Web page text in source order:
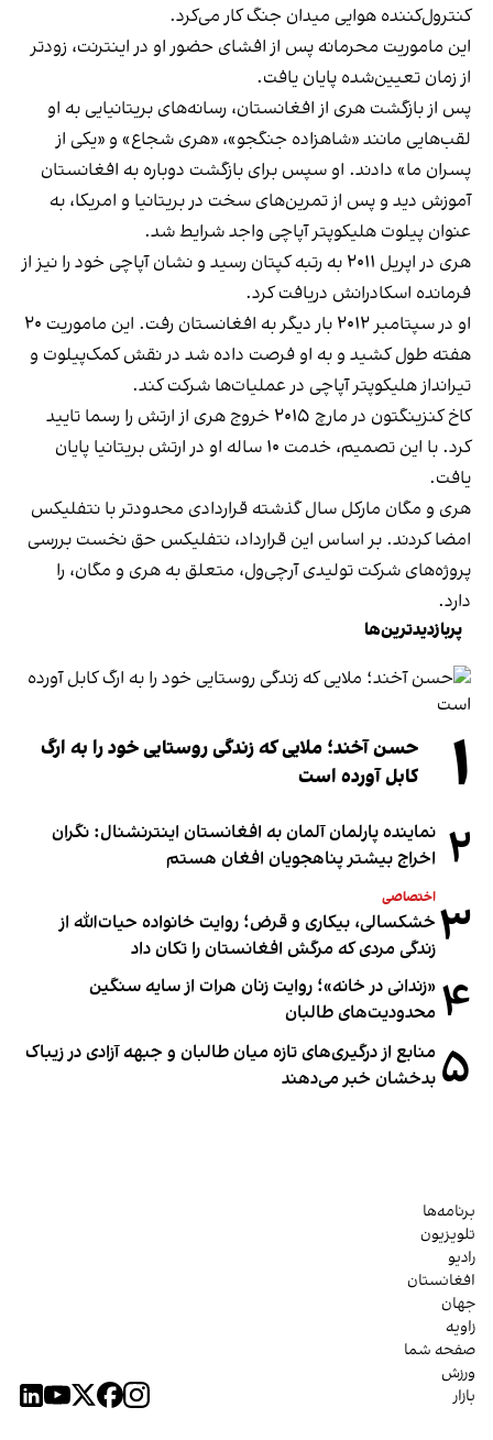
کنترول‌کننده هوایی میدان جنگ کار می‌کرد.
این ماموریت محرمانه پس از افشای حضور او در اینترنت، زودتر
از زمان تعیین‌شده پایان یافت.
پس از بازگشت هری از افغانستان، رسانه‌های بریتانیایی به او
لقب‌هایی مانند «شاهزاده جنگجو»، «هری شجاع» و «یکی از
پسران ما» دادند. او سپس برای بازگشت دوباره به افغانستان
آموزش دید و پس از تمرین‌های سخت در بریتانیا و امریکا، به
عنوان پیلوت هلیکوپتر آپاچی واجد شرایط شد.
هری در اپریل ۲۰۱۱ به رتبه کپتان رسید و نشان آپاچی خود را نیز از
فرمانده اسکادرانش دریافت کرد.
او در سپتامبر ۲۰۱۲ بار دیگر به افغانستان رفت. این ماموریت ۲۰
هفته طول کشید و به او فرصت داده شد در نقش کمک‌پیلوت و
تیرانداز هلیکوپتر آپاچی در عملیات‌ها شرکت کند.
کاخ کنزینگتون در مارچ ۲۰۱۵ خروج هری از ارتش را رسما تایید
کرد. با این تصمیم، خدمت ۱۰ ساله او در ارتش بریتانیا پایان
یافت.
هری و مگان مارکل سال گذشته قراردادی محدودتر با نتفلیکس
امضا کردند. بر اساس این قرارداد، نتفلیکس حق نخست بررسی
پروژه‌های شرکت تولیدی آرچی‌ول، متعلق به هری و مگان، را
دارد.
پربازدیدترین‌ها
۱
حسن آخند؛ ملایی که زندگی روستایی خود را به ارگ
کابل آورده است
۲ نماینده پارلمان آلمان به افغانستان اینترنشنال: نگران
اخراج بیشتر پناهجویان افغان هستم
۳ اختصاصی
خشکسالی، بیکاری و قرض؛ روایت خانواده حیات‌الله از
زندگی مردی که مرگش افغانستان را تکان داد
۴ «زندانی در خانه»؛ روایت زنان هرات از سایه سنگین
محدودیت‌های طالبان
۵ منابع از درگیری‌های تازه میان طالبان و جبهه آزادی در زیباک
بدخشان خبر می‌دهند
برنامه‌ها
تلویزیون
رادیو
افغانستان
جهان
زاویه
صفحه شما
ورزش
بازار